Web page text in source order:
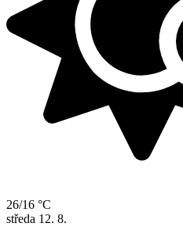
26/16 °C
středa 12. 8.